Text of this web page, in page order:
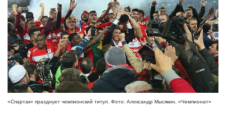
«Спартак» празднует чемпионский титул. Фото: Александр Мысякин, «Чемпионат»